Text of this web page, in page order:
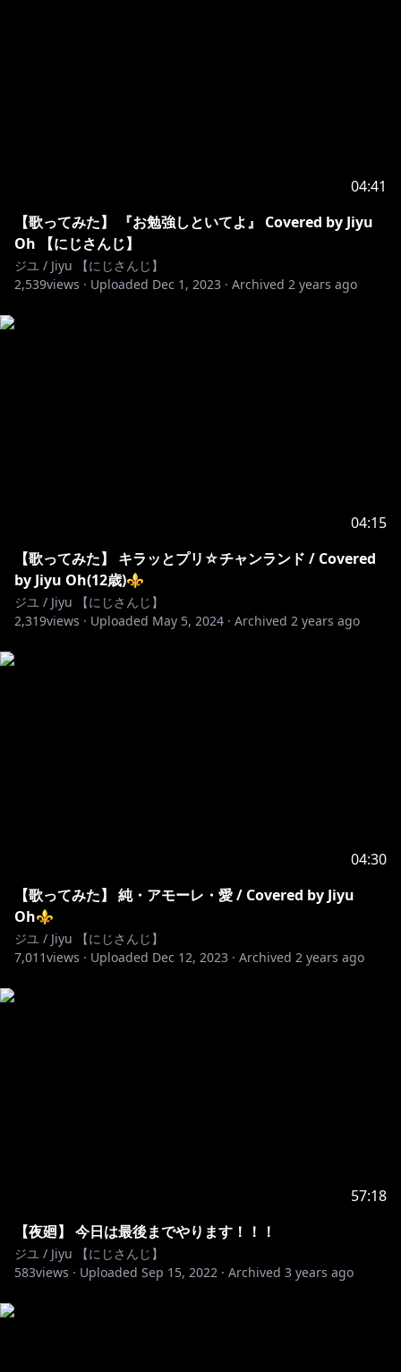
04:41
【歌ってみた】 『お勉強しといてよ』 Covered by Jiyu
Oh 【にじさんじ】
ジユ / Jiyu 【にじさんじ】
2,539views · Uploaded Dec 1, 2023 · Archived 2 years ago
04:15
【歌ってみた】 キラッとプリ☆チャンランド / Covered
by Jiyu Oh(12歳)⚜
ジユ / Jiyu 【にじさんじ】
2,319views · Uploaded May 5, 2024 · Archived 2 years ago
04:30
【歌ってみた】 純・アモーレ・愛 / Covered by Jiyu
Oh⚜
ジユ / Jiyu 【にじさんじ】
7,011views · Uploaded Dec 12, 2023 · Archived 2 years ago
57:18
【夜廻】 今日は最後までやります！！！
ジユ / Jiyu 【にじさんじ】
583views · Uploaded Sep 15, 2022 · Archived 3 years ago